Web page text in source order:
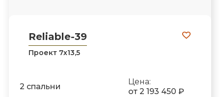
Reliable-39
Проект 7х13,5
2 спальни
Цена:
от 2 193 450 ₽